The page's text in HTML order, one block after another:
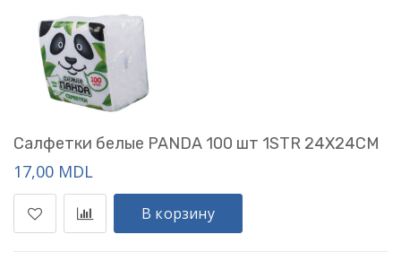
Салфетки белые PANDA 100 шт 1STR 24X24CM
17,00 MDL
В корзину